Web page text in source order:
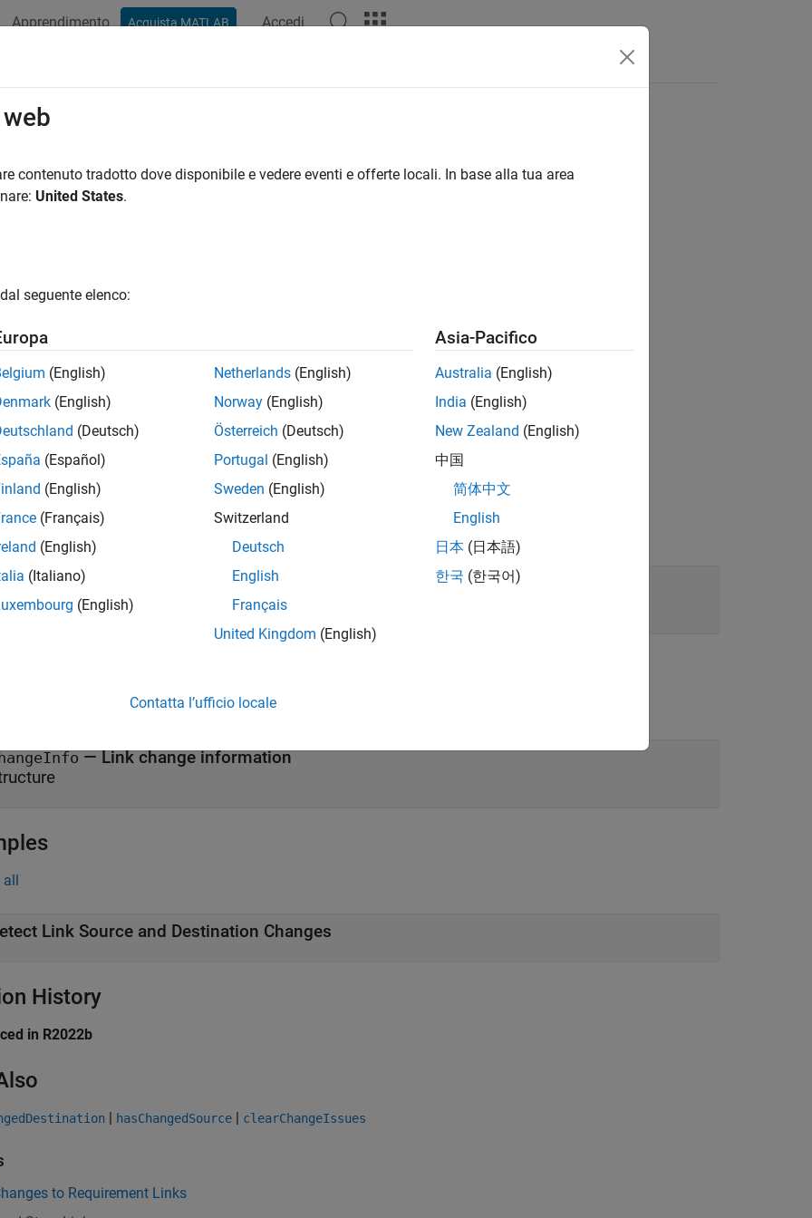
Apprendimento Acquista MATLAB Accedi
slreq
= getChangeInformation(myLink)
= getChangeInformation( myLink)returns the change information for the linkmyLink
Arguments
—Link for which to get change information
object
— Link change information
all
Link Source and Destination Changes
History
in R2022b
| hasChangedSource | clearChangeIssues
to Requirement Links
contenuto tradotto dove disponibile e vedere eventi e offerte locali. In base alla tua area
United States.
seguente elenco:
(English)
(English)
(Deutsch)
(Español)
(English)
(Français)
(English)
(Italiano)
(English)
Netherlands (English)
Norway (English)
Österreich (Deutsch)
Portugal (English)
Sweden (English)
Switzerland
Deutsch
English
Français
United Kingdom (English)
Asia-Pacifico
Australia (English)
India (English)
New Zealand (English)
中国
简体中文
English
日本 (日本語)
한국 (한국어)
Contatta l’ufficio locale